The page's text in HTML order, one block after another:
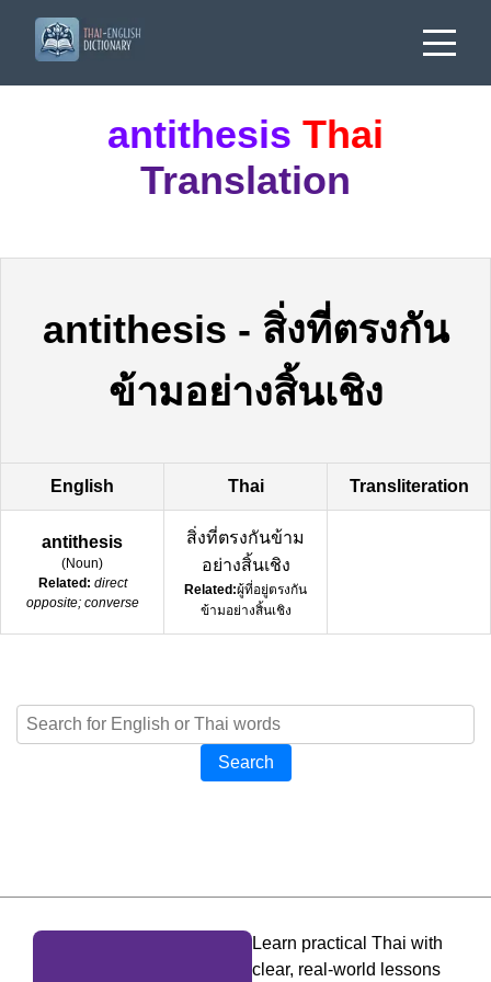
antithesis Thai
Translation
antithesis - สิ่งที่ตรงกัน
ข้ามอย่างสิ้นเชิง
English Thai Transliteration
antithesis
(Noun)
Related: direct
opposite; converse
สิ่งที่ตรงกันข้าม
อย่างสิ้นเชิง
Related:ผู้ที่อยู่ตรงกัน
ข้ามอย่างสิ้นเชิง
Search
Learn practical Thai with
clear, real-world lessons